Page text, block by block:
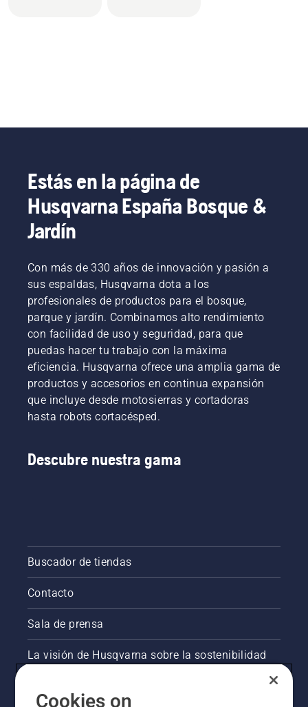
Estás en la página de
Husqvarna España Bosque &
Jardín
Con más de 330 años de innovación y pasión a
sus espaldas, Husqvarna dota a los
profesionales de productos para el bosque,
parque y jardín. Combinamos alto rendimiento
con facilidad de uso y seguridad, para que
puedas hacer tu trabajo con la máxima
eficiencia. Husqvarna ofrece una amplia gama de
productos y accesorios en continua expansión
que incluye desde motosierras y cortadoras
hasta robots cortacésped.
Descubre nuestra gama
Buscador de tiendas
Contacto
Sala de prensa
La visión de Husqvarna sobre la sostenibilidad
Cookies on